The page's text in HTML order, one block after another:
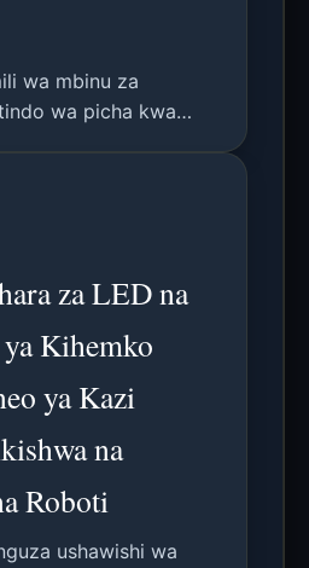
wa mbinu za
wa picha kwa
ya majaribio, na
katika taswira ya
za LED na
Kihemko
ya Kazi
na
Roboti
ushawishi wa